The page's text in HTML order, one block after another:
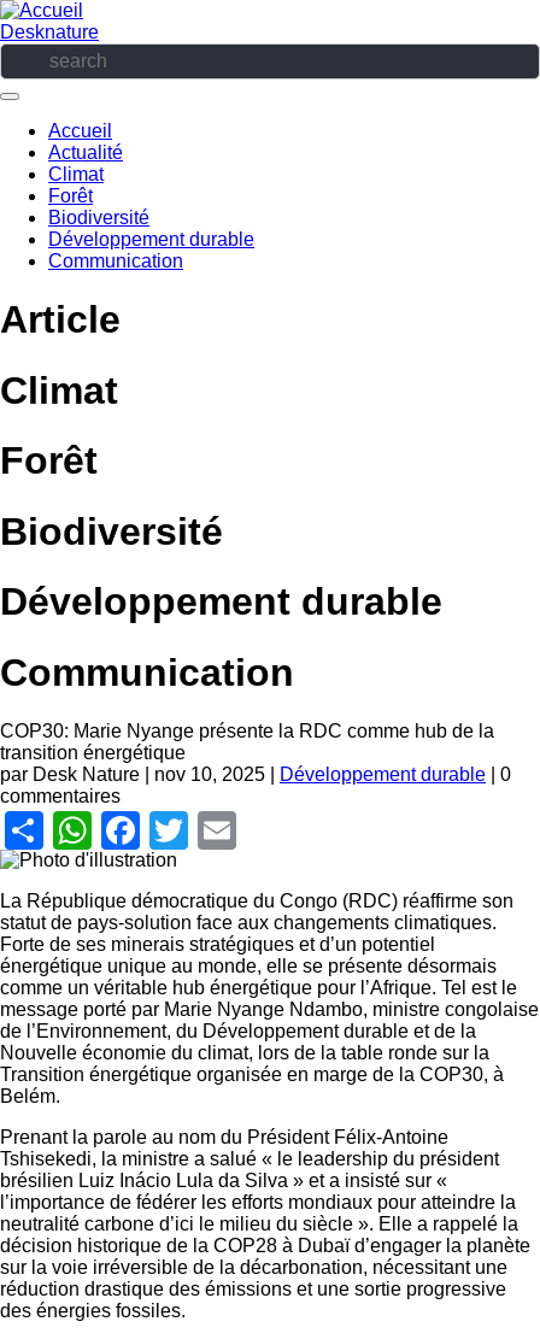
Aller
au
contenu
principal
Desknature
Navigation
principale
Accueil
Actualité
Climat
Forêt
Biodiversité
Développement durable
Communication
Article
Climat
Forêt
Biodiversité
Développement durable
Communication
COP30: Marie Nyange présente la RDC comme hub de la
transition énergétique
par Desk Nature | nov 10, 2025 Développement durable | 0
commentaires
ShareWhatsApp
Facebook
Twitter
La République démocratique du Congo (RDC) réaffirme son
statut de pays-solution face aux changements climatiques.
Forte de ses minerais stratégiques et d’un potentiel
énergétique unique au monde, elle se présente désormais
comme un véritable hub énergétique pour l’Afrique. Tel est le
message porté par Marie Nyange Ndambo, ministre congolaise
de l’Environnement, du Développement durable et de la
Nouvelle économie du climat, lors de la table ronde sur la
Transition énergétique organisée en marge de la COP30, à
Belém.
Prenant la parole au nom du Président Félix-Antoine
Tshisekedi, la ministre a salué « le leadership du président
brésilien Luiz Inácio Lula da Silva » et a insisté sur «
l’importance de fédérer les efforts mondiaux pour atteindre la
neutralité carbone d’ici le milieu du siècle ». Elle a rappelé la
décision historique de la COP28 à Dubaï d’engager la planète
sur la voie irréversible de la décarbonation, nécessitant une
réduction drastique des émissions et une sortie progressive
des énergies fossiles.